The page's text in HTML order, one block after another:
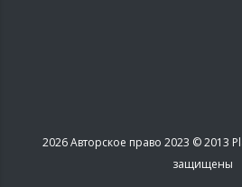
2026Авторское право 2023 © 2013
защищены